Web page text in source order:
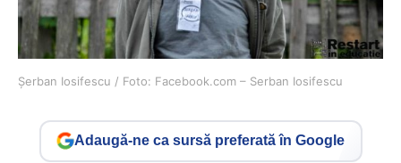
Șerban Iosifescu / Foto: Facebook.com – Serban Iosifescu
Adaugă-ne ca sursă preferată în Google